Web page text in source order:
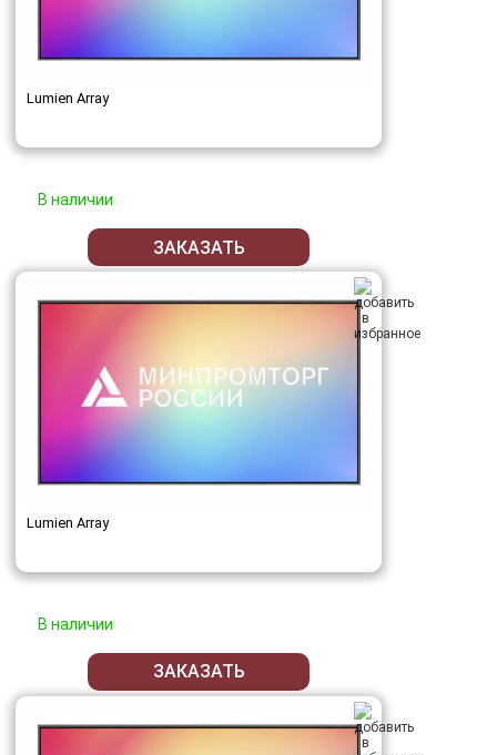
Lumien Array
В наличии
ЗАКАЗАТЬ
Lumien Array
В наличии
ЗАКАЗАТЬ